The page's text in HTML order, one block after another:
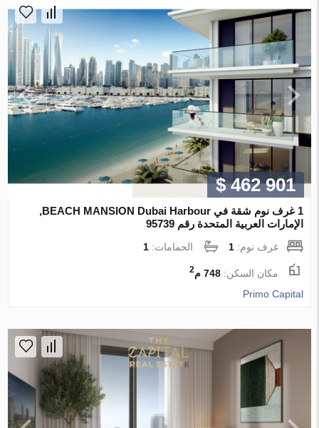
$ 462 901
1 غرف نوم شقة في BEACH MANSION Dubai Harbour,
الإمارات العربية المتحدة رقم 95739
غرف نوم:1 الحمامات:1
مكان السكن:748 م 2
Primo Capital